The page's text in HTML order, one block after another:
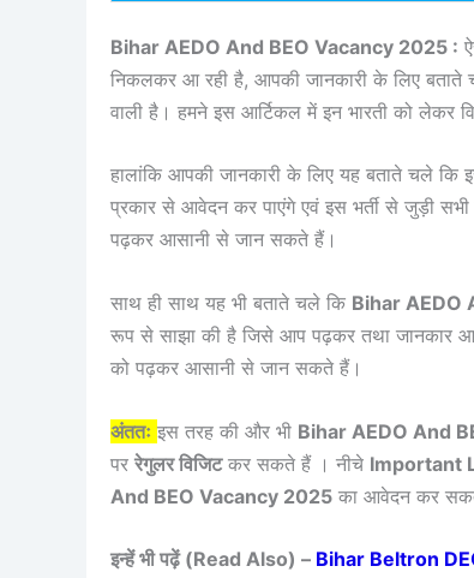
Bihar AEDO And BEO Vacancy 2025 :
निकलकर आ रही है, आपकी जानकारी के लिए बताते
वाली है। हमने इस आर्टिकल में इन भारती को लेकर
हालांकि आपकी जानकारी के लिए यह बताते चले कि
प्रकार से आवेदन कर पाएंगे एवं इस भर्ती से जुड़ी
पढ़कर आसानी से जान सकते हैं।
साथ ही साथ यह भी बताते चले कि Bihar AEDO
रूप से साझा की है जिसे आप पढ़कर तथा जानकार
को पढ़कर आसानी से जान सकते हैं।
अंततः इस तरह की और भी Bihar AEDO And
पर रेगुलर विजिटकर सकते हैं । नीचे Important
And BEO Vacancy 2025 का आवेदन कर
इन्हें भी पढ़ें (Read Also) – Bihar Beltron